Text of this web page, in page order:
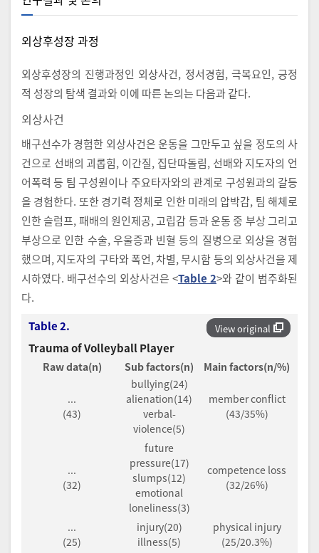
외상후성장 과정
외상후성장의 진행과정인 외상사건, 정서경험, 극복요인, 긍정
적 성장의 탐색 결과와 이에 따른 논의는 다음과 같다.
외상사건
배구선수가 경험한 외상사건은 운동을 그만두고 싶을 정도의 사
건으로 선배의 괴롭힘, 이간질, 집단따돌림, 선배와 지도자의 언
어폭력 등 팀 구성원이나 주요타자와의 관계로 구성원과의 갈등
을 경험한다. 또한 경기력 정체로 인한 미래의 압박감, 팀 해체로
인한 슬럼프, 패배의 원인제공, 고립감 등과 운동 중 부상 그리고
부상으로 인한 수술, 우울증과 빈혈 등의 질병으로 외상을 경험
했으며, 지도자의 구타와 폭언, 차별, 무시함 등의 외상사건을 제
시하였다. 배구선수의 외상사건은 <Table 2>와 같이 범주화된
다.
View original
Table 2.
Trauma of Volleyball Player
Raw data(n) Sub factors(n) Main factors(n/%)
...
(43)
bullying(24)
alienation(14)
verbal-
violence(5)
member conflict
(43/35%)
...
(32)
future
pressure(17)
slumps(12)
emotional
loneliness(3)
competence loss
(32/26%)
...
(25)
injury(20)
illness(5)
physical injury
(25/20.3%)